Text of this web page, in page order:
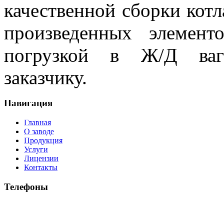
качественной сборки
произведенных
погрузкой в Ж/Д
заказчику.
Навигация
Главная
О заводе
Продукция
Услуги
Лицензии
Контакты
Телефоны